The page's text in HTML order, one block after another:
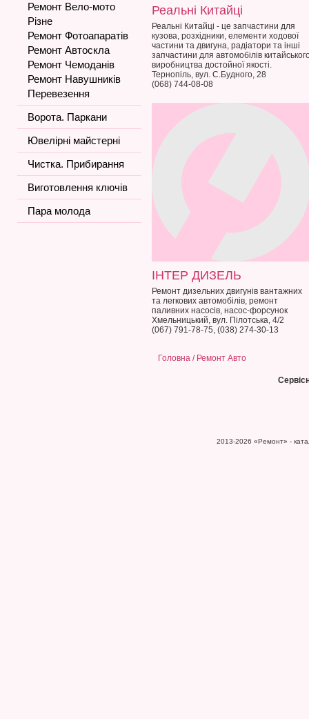
Ремонт Вело-мото
Різне
Ремонт Фотоапаратів
Ремонт Автоскла
Ремонт Чемоданів
Ремонт Навушників
Перевезення
Ворота. Паркани
Ювелірні майстерні
Чистка. Прибирання
Виготовлення ключів
Пара молода
Реальні Китайці
Реальні Китайці - це запчастини для
кузова, розхідники, елементи ходової
частини та двигуна, радіатори та інші
запчастини для автомобілів
виробництва достойної якості.
Тернопіль, вул. С.Будного, 28
(068) 744-08-08
ІНТЕР ДИЗЕЛЬ
Ремонт дизельних двигунів вантажних
та легкових автомобілів, ремонт
паливних насосів, насос-форсунок
Хмельницький, вул. Пілотська, 4/2
(067) 791-78-75, (038) 274-30-13
Головна / Ремонт Авто
2013-2026 «Ремонт» -